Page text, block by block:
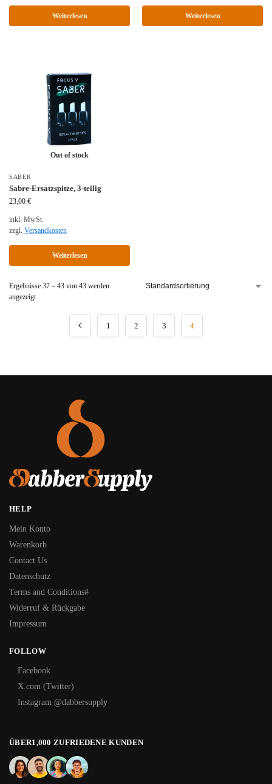
Weiterlesen Weiterlesen
Out of stock
SABER
Sabre-Ersatzspitze, 3-teilig
23,00 €
inkl. MwSt.
zzgl. Versandkosten
Weiterlesen
Ergebnisse 37 – 43 von 43 werden
angezeigt
1 2 3 4
HELP
Mein Konto
Warenkorb
Contact Us
Datenschutz
Terms and Conditions#
Widerruf & Rückgabe
Impressum
FOLLOW
Facebook
X.com (Twitter)
Instagram @dabbersupply
ÜBER1,000 ZUFRIEDENE KUNDEN